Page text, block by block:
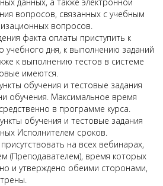
вопросов, связанных с учебным
вопросов.
факта оплаты приступить к
учебного дня, к выполнению заданий
к выполнению тестов в системе
имеются.
обучения и тестовые задания
обучения. Максимальное время
в программе курса.
обучения и тестовые задания
Исполнителем сроков.
на всех вебинарах,
(Преподавателем), время которых
и утверждено обеими сторонами,